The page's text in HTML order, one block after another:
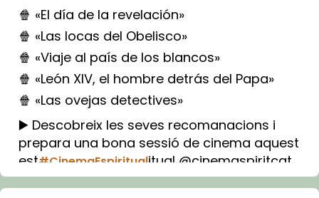
🍿 «El día de la revelación»
🍿 «Las locas del Obelisco»
🍿 «Viaje al país de los blancos»
🍿 «León XIV, el hombre detrás del Papa»
🍿 «Las ovejas detectives»
▶️ Descobreix les seves recomanacions i
prepara una bona sessió de cinema aquest
est#CinemaEspiritualitual @cinemaspiritcat
Imatge: Generada amb IA (OpenAI)